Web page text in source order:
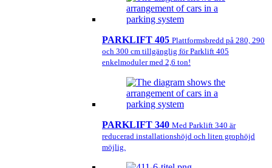
PARKLIFT 405 Plattformsbredd på 280, 290
och 300 cm tillgänglig för Parklift 405
enkelmoduler med 2,6 ton!
PARKLIFT 340 Med Parklift 340 är
reducerad installationshöjd och liten grophöjd
möjlig.